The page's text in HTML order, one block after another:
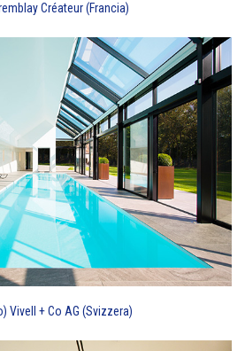
Créateur (Francia)
Vivell + Co AG (Svizzera)